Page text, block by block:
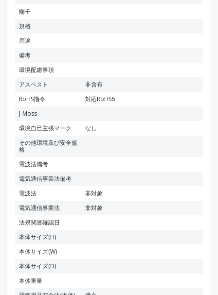
端子
規格
用途
備考
環境配慮事項
アスベスト
非含有
RoHS指令
対応RoHS6
J-Moss
環境自己主張マーク
なし
その他環境及び安全規
格
電波法備考
電気通信事業法備考
電波法
非対象
電気通信事業法
非対象
法規関連確認日
本体サイズ(H)
本体サイズ(W)
本体サイズ(D)
本体重量